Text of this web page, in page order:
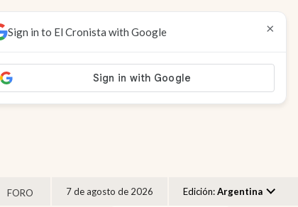
FORO 7 de agosto de 2026 Edición:Argentina
Sign in to El Cronista with Google ×